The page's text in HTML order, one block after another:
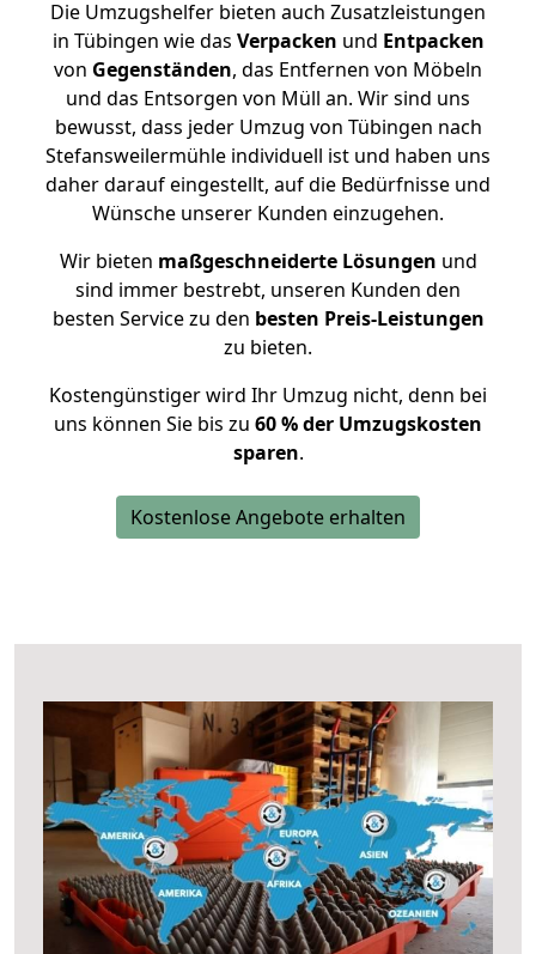
Die Umzugshelfer bieten auch Zusatzleistungen
in Tübingen wie das Verpacken und Entpacken
von Gegenständen, das Entfernen von Möbeln
und das Entsorgen von Müll an. Wir sind uns
bewusst, dass jeder Umzug von Tübingen nach
Stefansweilermühle individuell ist und haben uns
daher darauf eingestellt, auf die Bedürfnisse und
Wünsche unserer Kunden einzugehen.
Wir bieten maßgeschneiderte Lösungen und
sind immer bestrebt, unseren Kunden den
besten Service zu den besten Preis-Leistungen
zu bieten.
Kostengünstiger wird Ihr Umzug nicht, denn bei
uns können Sie bis zu 60 % der Umzugskosten
sparen.
Kostenlose Angebote erhalten